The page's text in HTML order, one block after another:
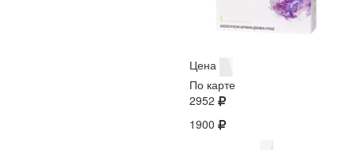
Цена
По карте
2952
1900